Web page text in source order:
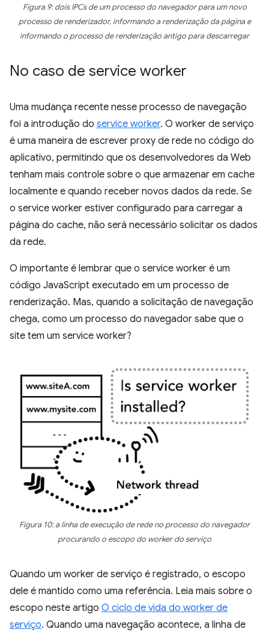
Figura 9: dois IPCs de um processo do navegador para um novo
processo de renderizador, informando a renderização da página e
informando o processo de renderização antigo para descarregar
No caso de service worker
Uma mudança recente nesse processo de navegação
foi a introdução do service worker. O worker de serviço
é uma maneira de escrever proxy de rede no código do
aplicativo, permitindo que os desenvolvedores da Web
tenham mais controle sobre o que armazenar em cache
localmente e quando receber novos dados da rede. Se
o service worker estiver configurado para carregar a
página do cache, não será necessário solicitar os dados
da rede.
O importante é lembrar que o service worker é um
código JavaScript executado em um processo de
renderização. Mas, quando a solicitação de navegação
chega, como um processo do navegador sabe que o
site tem um service worker?
Figura 10: a linha de execução de rede no processo do navegador
procurando o escopo do worker do serviço
Quando um worker de serviço é registrado, o escopo
dele é mantido como uma referência. Leia mais sobre o
escopo neste artigo O ciclo de vida do worker de
serviço. Quando uma navegação acontece, a linha de